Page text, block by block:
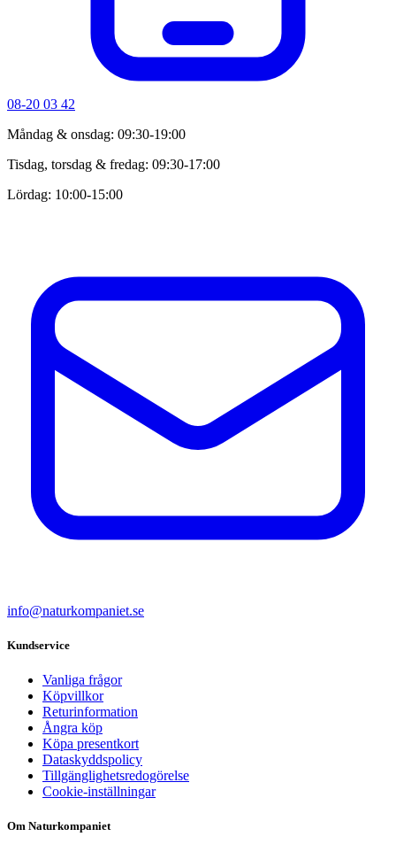
08-20 03 42
Måndag & onsdag: 09:30-19:00
Tisdag, torsdag & fredag: 09:30-17:00
Lördag: 10:00-15:00
info@naturkompaniet.se
Kundservice
Vanliga frågor
Köpvillkor
Returinformation
Ångra köp
Köpa presentkort
Dataskyddspolicy
Tillgänglighetsredogörelse
Cookie-inställningar
Om Naturkompaniet